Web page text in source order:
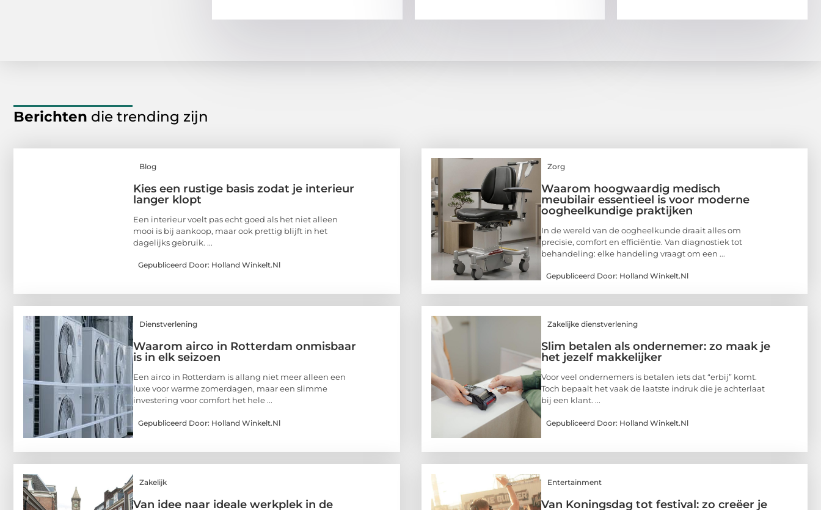
Berichten die trending zijn
Blog
Kies een rustige basis zodat je interieur
langer klopt
Een interieur voelt pas echt goed als het niet alleen
mooi is bij aankoop, maar ook prettig blijft in het
dagelijks gebruik. ...
Gepubliceerd Door: Holland Winkelt.nl
Zorg
Waarom hoogwaardig medisch
meubilair essentieel is voor moderne
oogheelkundige praktijken
In de wereld van de oogheelkunde draait alles om
precisie, comfort en efficiëntie. Van diagnostiek tot
behandeling: elke handeling vraagt om een ...
Gepubliceerd Door: Holland Winkelt.nl
Dienstverlening
Waarom airco in Rotterdam onmisbaar
is in elk seizoen
Een airco in Rotterdam is allang niet meer alleen een
luxe voor warme zomerdagen, maar een slimme
investering voor comfort het hele ...
Gepubliceerd Door: Holland Winkelt.nl
Zakelijke dienstverlening
Slim betalen als ondernemer: zo maak je
het jezelf makkelijker
Voor veel ondernemers is betalen iets dat “erbij” komt.
Toch bepaalt het vaak de laatste indruk die je achterlaat
bij een klant. ...
Gepubliceerd Door: Holland Winkelt.nl
Zakelijk
Van idee naar ideale werkplek in de
Entertainment
Van Koningsdag tot festival: zo creëer je